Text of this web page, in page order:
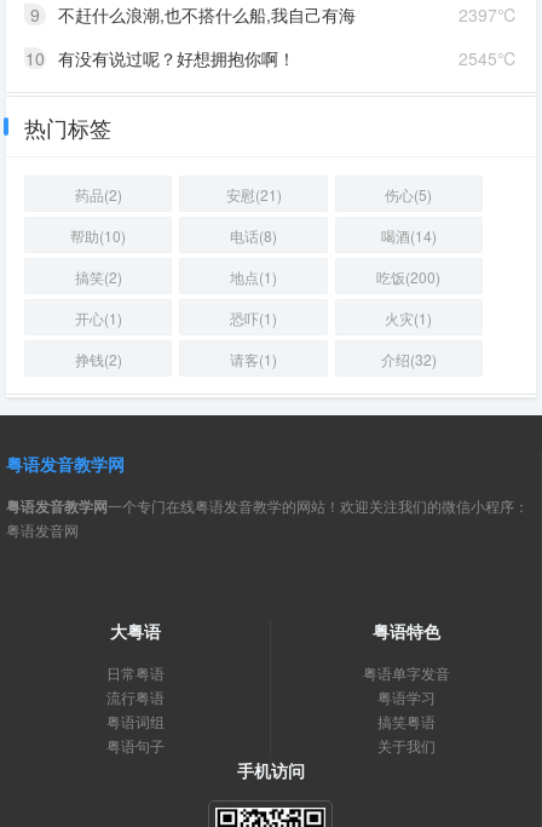
2397℃
9
不赶什么浪潮,也不搭什么船,我自己有海
2545℃
10 有没有说过呢？好想拥抱你啊！
热门标签
药品(2) 安慰(21)
伤心(5)
帮助(10)
电话(8)
喝酒(14)
搞笑(2)
地点(1)
吃饭(200)
开心(1)
恐吓(1)
火灾(1)
挣钱(2)
请客(1) 介绍(32)
粤语发音教学网
粤语发音教学网一个专门在线粤语发音教学的网站！欢迎关注我们的微信小程序：
粤语发音网
大粤语
日常粤语
流行粤语
粤语词组
粤语句子
粤语特色
粤语单字发音
粤语学习
搞笑粤语
关于我们
手机访问